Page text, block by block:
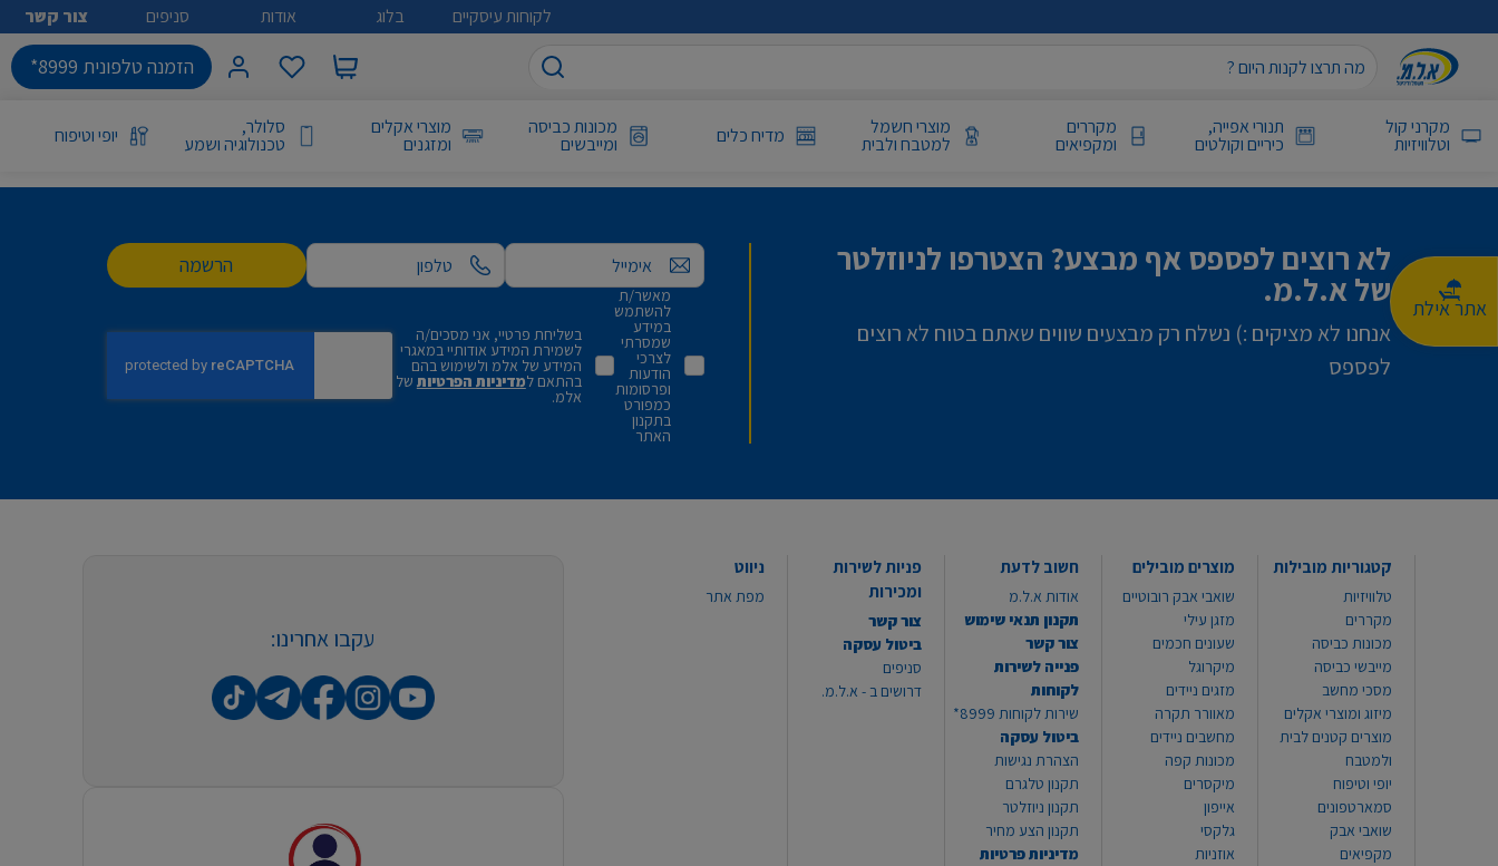
אתר אילת
לקוחות עיסקיים בלוג אודות סניפים צור קשר
הזמנה טלפונית 8999*
מקרני קול
וטלוויזיות
תנורי אפייה,
כיריים וקולטים
מקררים
ומקפיאים
מוצרי חשמל
למטבח ולבית מדיח כלים מכונות כביסה
ומייבשים
מוצרי אקלים
ומזגנים
סלולר,
טכנולוגיה ושמע יופי וטיפוח
לא רוצים לפספס אף מבצע? הצטרפו לניוזלטר
של א.ל.מ.
אנחנו לא מציקים :) נשלח רק מבצעים שווים שאתם בטוח לא רוצים
לפספס
אימייל הרשמה
מאשר/ת
להשתמש
במידע
שמסרתי
לצרכי
הודעות
ופרסומות
כמפורט
בתקנון
האתר
בשליחת פרטיי, אני מסכים/ה
לשמירת המידע אודותיי במאגרי
המידע של אלמ ולשימוש בהם
בהתאם למדיניות הפרטיות של
אלמ.
קטגוריות מובילות
טלוויזיות
מקררים
מכונות כביסה
מייבשי כביסה
מסכי מחשב
מיזוג ומוצרי אקלים
מוצרים קטנים לבית
ולמטבח
יופי וטיפוח
סמארטפונים
שואבי אבק
מקפיאים
מוצרים מובילים
שואבי אבק רובוטיים
מזגן עילי
שעונים חכמים
מיקרוגל
מזגים ניידים
מאוורר תקרה
מחשבים ניידים
מכונות קפה
מיקסרים
אייפון
גלקסי
אוזניות
חשוב לדעת
אודות א.ל.מ
תקנון תנאי שימוש
צור קשר
פנייה לשירות
לקוחות
שירות לקוחות 8999*
ביטול עסקה
הצהרת נגישות
תקנון טלגרם
תקנון ניוזלטר
תקנון הצע מחיר
מדיניות פרטיות
פניות לשירות
ומכירות
צור קשר
ביטול עסקה
סניפים
דרושים ב - א.ל.מ.
ניווט
מפת אתר
עקבו אחרינו: